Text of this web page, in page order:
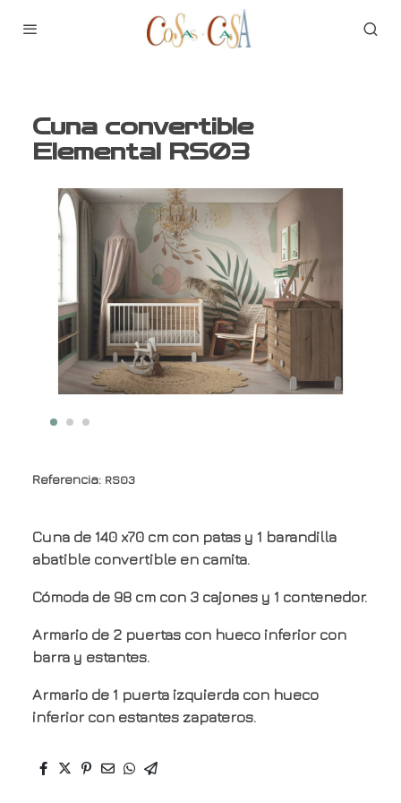
Cuna convertible
Elemental RS03
Referencia: RS03
Cuna de 140 x70 cm con patas y 1 barandilla
abatible convertible en camita.
Cómoda de 98 cm con 3 cajones y 1 contenedor.
Armario de 2 puertas con hueco inferior con
barra y estantes.
Armario de 1 puerta izquierda con hueco
inferior con estantes zapateros.